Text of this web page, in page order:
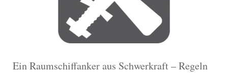
Ein Raumschiffanker aus Schwerkraft – Regeln